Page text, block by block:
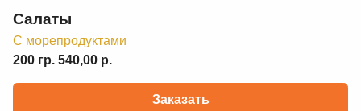
Салаты
C морепродуктами
200 гр. 540,00 р.
Заказать